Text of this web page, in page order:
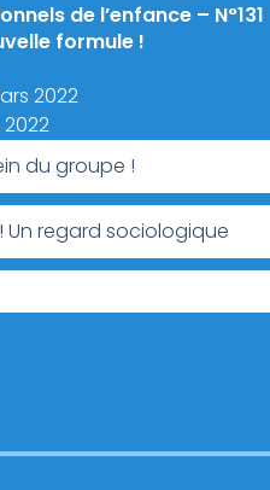
de l’enfance – N°131
formule !
2022
du groupe !
Un regard sociologique